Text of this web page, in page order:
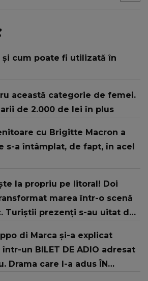
și cum poate fi utilizată în
această categorie de femei.
de 2.000 de lei în plus
cu Brigitte Macron a
s-a întâmplat, de fapt, în acel
la propriu pe litoral! Doi
marea într-o scenă
Turiștii prezenți s-au uitat de
di Marca și-a explicat
un BILET DE ADIO adresat
Drama care l-a adus ÎN